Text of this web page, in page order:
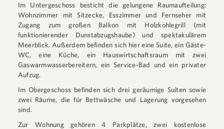
Im Untergeschoss besticht die gelungene Raumaufteilung:
Wohnzimmer mit Sitzecke, Esszimmer und Fernseher mit
Zugang zum großen Balkon mit Holzkohlegrill (mit
funktionierender Dunstabzugshaube) und spektakulärem
Meerblick. Außerdem befinden sich hier eine Suite, ein Gäste-
WC, eine Küche, ein Hauswirtschaftsraum mit zwei
Gaswarmwasserbereitern, ein Service-Bad und ein privater
Aufzug.
Im Obergeschoss befinden sich drei geräumige Suiten sowie
zwei Räume, die für Bettwäsche und Lagerung vorgesehen
sind.
Zur Wohnung gehören 4 Parkplätze, zwei kostenlose